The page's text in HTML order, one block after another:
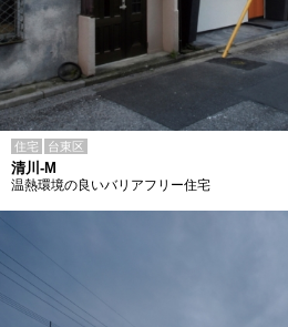
住宅 台東区
清川-M
温熱環境の良いバリアフリー住宅